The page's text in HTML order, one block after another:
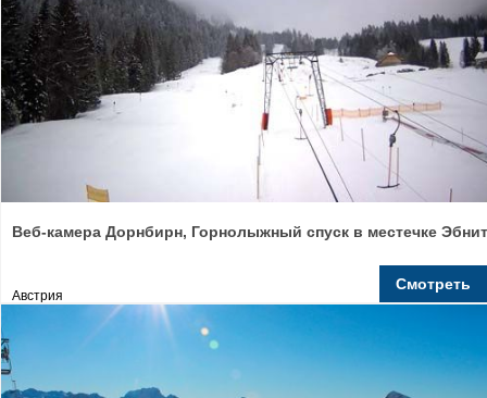
Веб-камера Дорнбирн, Горнолыжный спуск в местечке Эбнит
Австрия
Смотреть